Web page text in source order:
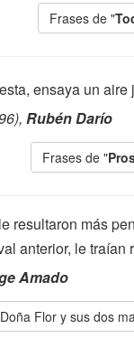
Frases de "
ensaya un
Rubén Darío
Frases de "
resultaron más
anterior, le
Amado
Flor y sus dos